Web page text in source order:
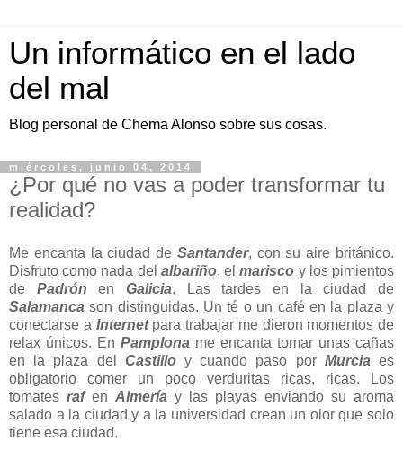
Un informático en el lado
del mal
Blog personal de Chema Alonso sobre sus cosas.
miércoles, junio 04, 2014
¿Por qué no vas a poder transformar tu
realidad?
Me encanta la ciudad de Santander, con su aire británico.
Disfruto como nada del albariño, elmarisco y los pimientos
de Padrón enGalicia. Las tardes en la ciudad de
Salamanca son distinguidas. Un té o un café en la plaza y
conectarse a Internetpara trabajar me dieron momentos de
relax únicos. En Pamplona me encanta tomar unas cañas
en la plaza del Castilloy cuando paso por Murcia es
obligatorio comer un poco verduritas ricas, ricas. Los
tomates rafen Almería y las playas enviando su aroma
salado a la ciudad y a la universidad crean un olor que solo
tiene esa ciudad.